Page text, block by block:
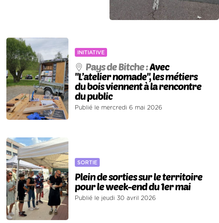
INITIATIVE
Pays de Bitche :Avec
"L’atelier nomade", les métiers
du bois viennent à la rencontre
du public
Publié le mercredi 6 mai 2026
SORTIE
Plein de sorties sur le territoire
pour le week-end du 1er mai
Publié le jeudi 30 avril 2026